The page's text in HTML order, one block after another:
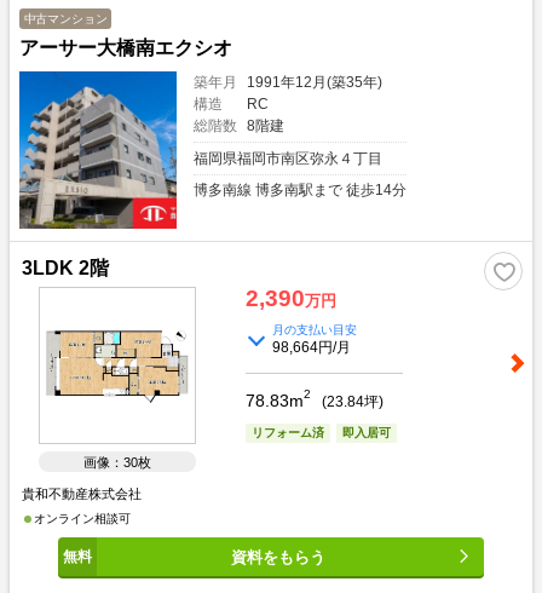
中古マンション
アーサー大橋南エクシオ
築年月
1991年12月(築35年)
構造
RC
総階数
8階建
福岡県福岡市南区弥永４丁目
博多南線 博多南駅まで 徒歩14分
3LDK 2階
画像：30枚
2,390万円
月の支払い目安
98,664円/月
78.83m2 (23.84坪)
リフォーム済 即入居可
貴和不動産株式会社
オンライン相談可
資料をもらう